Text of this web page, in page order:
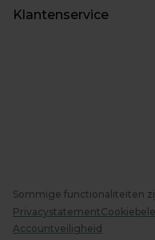
Klantenservice
Sommige functionaliteiten
Privacystatement
Accountveiligheid